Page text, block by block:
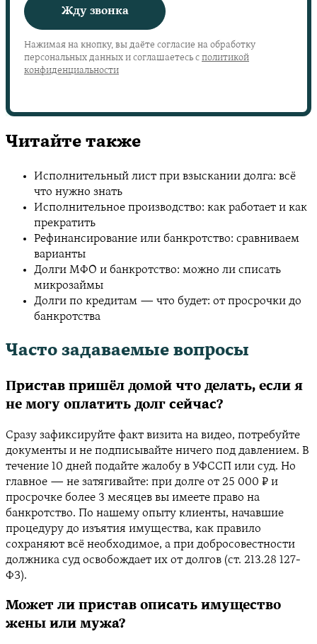
Жду звонка
Нажимая на кнопку, вы даёте согласие на обработку
персональных данных и соглашаетесь с политикой
конфиденциальности
Читайте также
Исполнительный лист при взыскании долга: всё
что нужно знать
Исполнительное производство: как работает и как
прекратить
Рефинансирование или банкротство: сравниваем
варианты
Долги МФО и банкротство: можно ли списать
микрозаймы
Долги по кредитам — что будет: от просрочки до
банкротства
Часто задаваемые вопросы
Пристав пришёл домой что делать, если я
не могу оплатить долг сейчас?
Сразу зафиксируйте факт визита на видео, потребуйте
документы и не подписывайте ничего под давлением. В
течение 10 дней подайте жалобу в УФССП или суд. Но
главное — не затягивайте: при долге от 25 000 ₽ и
просрочке более 3 месяцев вы имеете право на
банкротство. По нашему опыту клиенты, начавшие
процедуру до изъятия имущества, как правило
сохраняют всё необходимое, а при добросовестности
должника суд освобождает их от долгов (ст. 213.28 127-
ФЗ).
Может ли пристав описать имущество
жены или мужа?